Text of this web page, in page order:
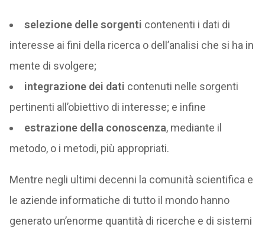
selezione delle sorgenti contenenti i dati di
interesse ai fini della ricerca o dell’analisi che si ha in
mente di svolgere;
integrazione dei dati contenuti nelle sorgenti
pertinenti all’obiettivo di interesse; e infine
estrazione della conoscenza, mediante il
metodo, o i metodi, più appropriati.
Mentre negli ultimi decenni la comunità scientifica e
le aziende informatiche di tutto il mondo hanno
generato un’enorme quantità di ricerche e di sistemi